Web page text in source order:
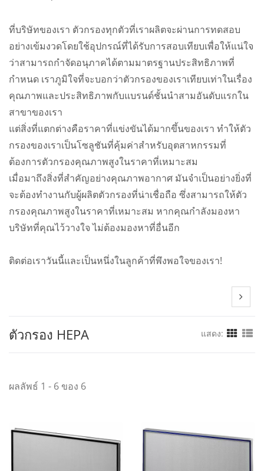
ที่บริษัทของเรา ตัวกรองทุกตัวที่เราผลิตจะผ่านการทดสอบ
อย่างเข้มงวดโดยใช้อุปกรณ์ที่ได้รับการสอบเทียบเพื่อให้แน่ใจ
ว่าสามารถกำจัดอนุภาคได้ตามมาตรฐานประสิทธิภาพที่
กำหนด เราภูมิใจที่จะบอกว่าตัวกรองของเราเทียบเท่าในเรื่อง
คุณภาพและประสิทธิภาพกับแบรนด์ชั้นนำสามอันดับแรกใน
สาขาของเรา
แต่สิ่งที่แตกต่างคือราคาที่แข่งขันได้มากขึ้นของเรา ทำให้ตัว
กรองของเราเป็นโซลูชันที่คุ้มค่าสำหรับอุตสาหกรรมที่
ต้องการตัวกรองคุณภาพสูงในราคาที่เหมาะสม
เมื่อมาถึงสิ่งที่สำคัญอย่างคุณภาพอากาศ มันจำเป็นอย่างยิ่งที่
จะต้องทำงานกับผู้ผลิตตัวกรองที่น่าเชื่อถือ ซึ่งสามารถให้ตัว
กรองคุณภาพสูงในราคาที่เหมาะสม หากคุณกำลังมองหา
บริษัทที่คุณไว้วางใจ ไม่ต้องมองหาที่อื่นอีก
ติดต่อเราวันนี้และเป็นหนึ่งในลูกค้าที่พึงพอใจของเรา!
ตัวกรอง HEPA แสดง:
ผลลัพธ์ 1 - 6 ของ 6